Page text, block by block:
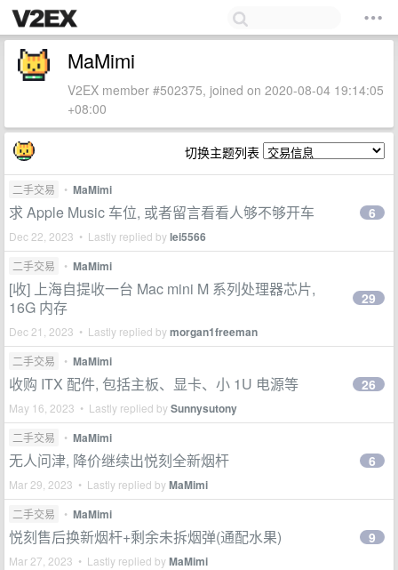
MaMimi
V2EX member #502375, joined on 2020-08-04 19:14:05
+08:00
切换主题列表
二手交易 • MaMimi
求 Apple Music 车位, 或者留言看看人够不够开车
Dec 22, 2023 • Lastly replied bylei5566
6
二手交易 • MaMimi
[收] 上海自提收一台 Mac mini M 系列处理器芯片,
16G 内存
Dec 21, 2023 • Lastly replied bymorgan1freeman
29
二手交易 • MaMimi
收购 ITX 配件, 包括主板、显卡、小 1U 电源等
May 16, 2023 • Lastly replied bySunnysutony
26
二手交易 • MaMimi
无人问津, 降价继续出悦刻全新烟杆
Mar 29, 2023 • Lastly replied byMaMimi
6
二手交易 • MaMimi
悦刻售后换新烟杆+剩余未拆烟弹(通配水果)
Mar 27, 2023 • Lastly replied byMaMimi
9